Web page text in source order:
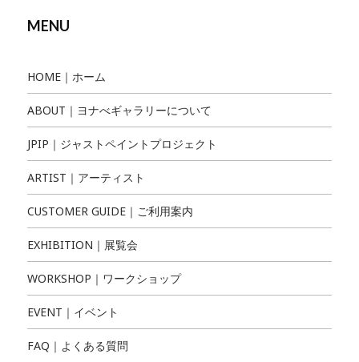
MENU
HOME｜ホーム
ABOUT｜ヨナべギャラリーについて
JPIP｜ジャストペイントプロジェクト
ARTIST｜アーティスト
CUSTOMER GUIDE｜ご利用案内
EXHIBITION｜展覧会
WORKSHOP｜ワークショップ
EVENT｜イベント
FAQ｜よくある質問